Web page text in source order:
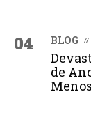
04 BLOG
de